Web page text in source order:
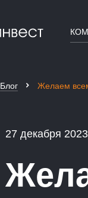
Блог Желаем
27 декабря 2023